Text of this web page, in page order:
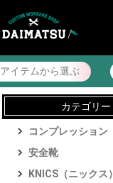
アイテムから選ぶ
カテゴリー
コンプレッション
安全靴
KNICS（ニックス）